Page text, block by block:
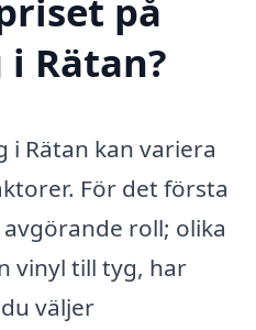
på
Rätan?
i Rätan kan variera
För det första
roll; olika
vinyl till tyg, har
väljer